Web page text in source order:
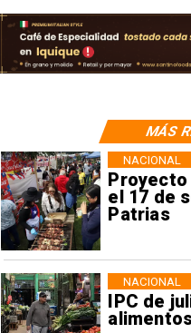
el 17 de
Patrias
NACIONAL
IPC de
NACIONAL
MÁS